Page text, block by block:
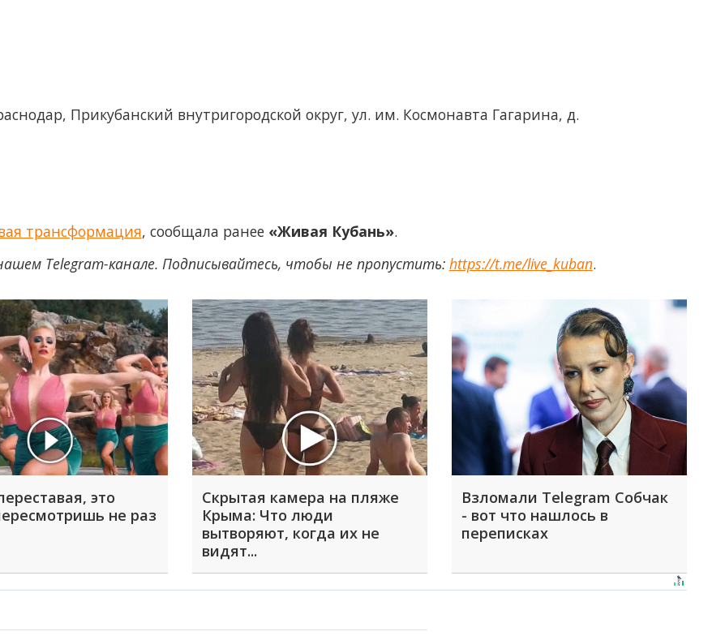
Прикубанский внутригородской округ, ул. им. Космонавта Гагарина, д.
трансформация, сообщала ранее «Живая Кубань».
Telegram-канале. Подписывайтесь, чтобы не пропустить: https://t.me/live_kuban.
это
не раз
Скрытая камера на пляже
Крыма: Что люди
вытворяют, когда их не
видят...
Взломали Telegram Собчак
- вот что нашлось в
переписках